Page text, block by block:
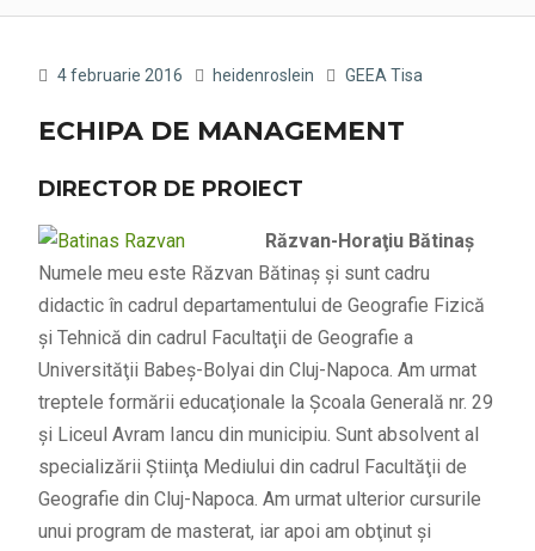
4 februarie 2016 heidenroslein GEEA Tisa
ECHIPA DE MANAGEMENT
DIRECTOR DE PROIECT
Răzvan-Horaţiu Bătinaş
Numele meu este Răzvan Bătinaş şi sunt cadru
didactic în cadrul departamentului de Geografie Fizică
şi Tehnică din cadrul Facultaţii de Geografie a
Universităţii Babeş-Bolyai din Cluj-Napoca. Am urmat
treptele formării educaţionale la Şcoala Generală nr. 29
şi Liceul Avram Iancu din municipiu. Sunt absolvent al
specializării Ştiinţa Mediului din cadrul Facultăţii de
Geografie din Cluj-Napoca. Am urmat ulterior cursurile
unui program de masterat, iar apoi am obţinut şi